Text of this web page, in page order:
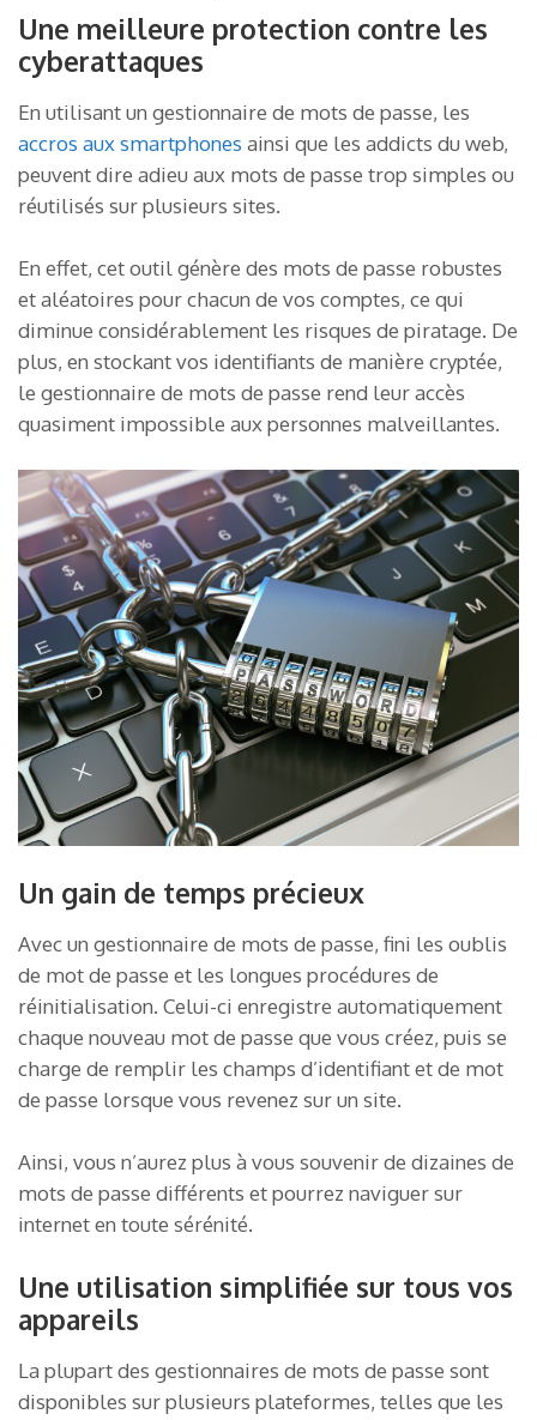
Une meilleure protection contre les
cyberattaques
En utilisant un gestionnaire de mots de passe, les
accros aux smartphones ainsi que les addicts du web,
peuvent dire adieu aux mots de passe trop simples ou
réutilisés sur plusieurs sites.
En effet, cet outil génère des mots de passe robustes
et aléatoires pour chacun de vos comptes, ce qui
diminue considérablement les risques de piratage. De
plus, en stockant vos identifiants de manière cryptée,
le gestionnaire de mots de passe rend leur accès
quasiment impossible aux personnes malveillantes.
Un gain de temps précieux
Avec un gestionnaire de mots de passe, fini les oublis
de mot de passe et les longues procédures de
réinitialisation. Celui-ci enregistre automatiquement
chaque nouveau mot de passe que vous créez, puis se
charge de remplir les champs d’identifiant et de mot
de passe lorsque vous revenez sur un site.
Ainsi, vous n’aurez plus à vous souvenir de dizaines de
mots de passe différents et pourrez naviguer sur
internet en toute sérénité.
Une utilisation simplifiée sur tous vos
appareils
La plupart des gestionnaires de mots de passe sont
disponibles sur plusieurs plateformes, telles que les